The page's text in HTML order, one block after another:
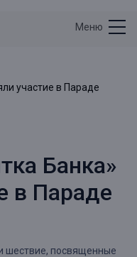
Меню
участие в Параде
Банка»
в Параде
шествие, посвященные